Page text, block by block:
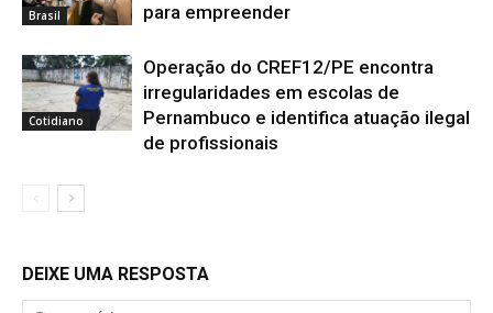
Brasil
para empreender
Cotidiano
Operação do CREF12/PE encontra
irregularidades em escolas de
Pernambuco e identifica atuação ilegal
de profissionais
DEIXE UMA RESPOSTA